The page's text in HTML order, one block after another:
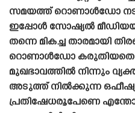
സമയത്ത് റൊണാൾഡോ
ഇപ്പോൾ സോഷ്യൽ
തന്നെ മികച്ച താരമായി
റൊണാൾഡോ
മുഖഭാവത്തിൽ നിന്നും
അടുത്ത് നിൽക്കുന്ന
പ്രതിഷേധരൂപേണെ